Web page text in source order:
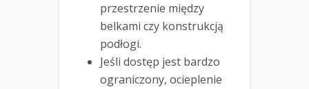
przestrzenie między
belkami czy konstrukcją
podłogi.
Jeśli dostęp jest bardzo
ograniczony, ocieplenie